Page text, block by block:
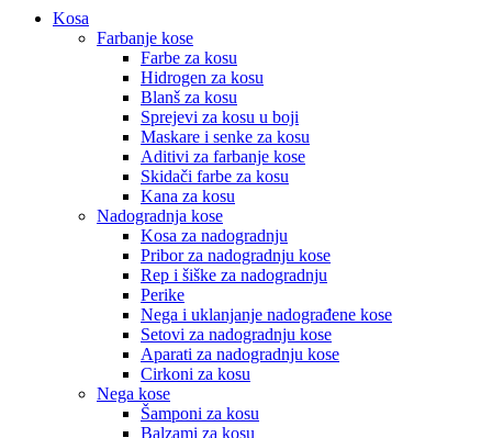
Kosa
Farbanje kose
Farbe za kosu
Hidrogen za kosu
Blanš za kosu
Sprejevi za kosu u boji
Maskare i senke za kosu
Aditivi za farbanje kose
Skidači farbe za kosu
Kana za kosu
Nadogradnja kose
Kosa za nadogradnju
Pribor za nadogradnju kose
Rep i šiške za nadogradnju
Perike
Nega i uklanjanje nadograđene kose
Setovi za nadogradnju kose
Aparati za nadogradnju kose
Cirkoni za kosu
Nega kose
Šamponi za kosu
Balzami za kosu